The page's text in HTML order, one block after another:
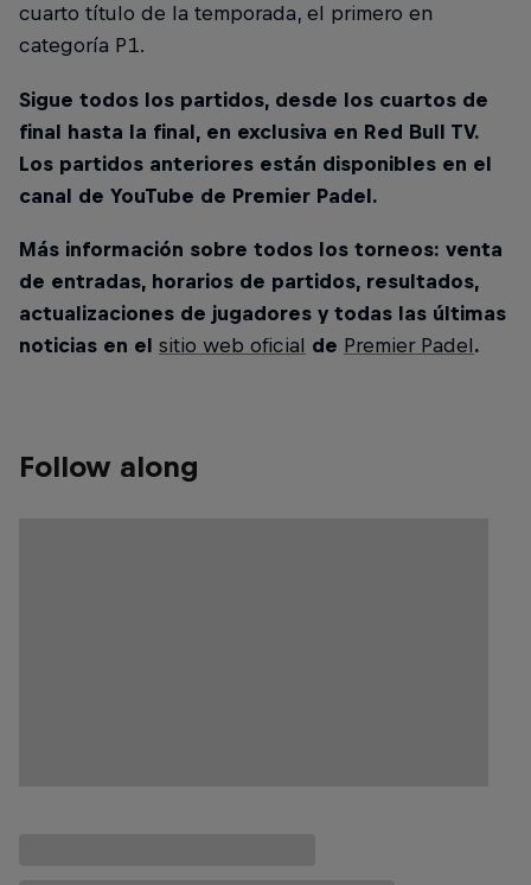
cuarto título de la temporada, el primero en
categoría P1.
Sigue todos los partidos, desde los cuartos de
final hasta la final, en exclusiva en Red Bull TV.
Los partidos anteriores están disponibles en el
canal de YouTube de Premier Padel.
Más información sobre todos los torneos: venta
de entradas, horarios de partidos, resultados,
actualizaciones de jugadores y todas las últimas
noticias en el sitio web oficial de Premier Padel.
Follow along